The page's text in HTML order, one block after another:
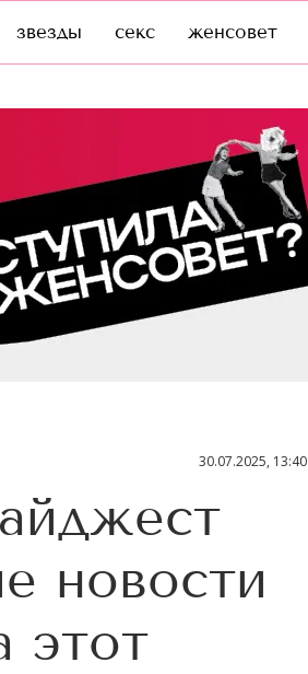
звезды секс женсовет
30.07.2025, 13:40
новости
этот